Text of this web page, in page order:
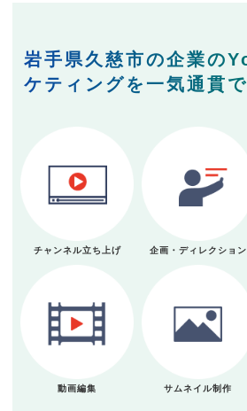
岩手県久慈市の企業の
ケティングを一気通貫
チャンネル立ち上げ 企画・ディレクション
動画編集 サムネイル制作